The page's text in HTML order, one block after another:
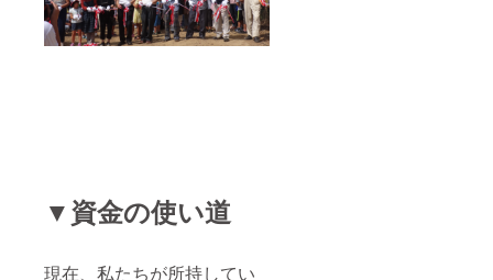
▼資金の使い道
現在、私たちが所持してい